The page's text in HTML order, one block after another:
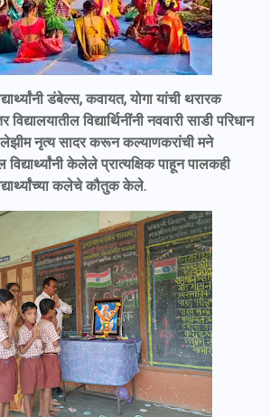
डंबेल्स, कवायत, योगा यांची थरारक
विद्यार्थिनींनी नववारी साडी परिधान
नृत्य सादर करून कल्याणकरांची मने
विद्यार्थ्यांनी केलेले प्रात्यक्षिक पाहून पालकही
कलेचे कौतुक केले.